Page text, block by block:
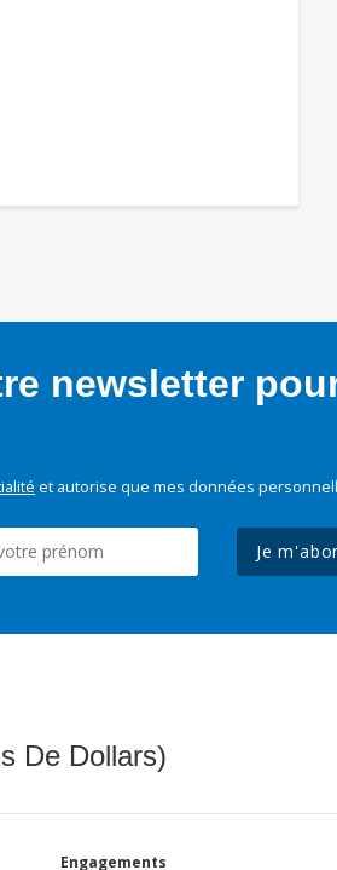
newsletter
et autorise que mes données
Je
De Dollars)
Engagements